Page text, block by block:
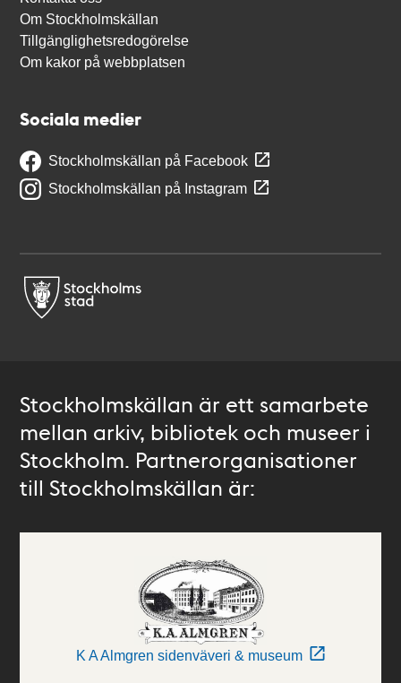
Om Stockholmskällan
Tillgänglighetsredogörelse
Om kakor på webbplatsen
Sociala medier
Stockholmskällan på Facebook
Stockholmskällan på Instagram
Stockholmskällan är ett samarbete
mellan arkiv, bibliotek och museer i
Stockholm. Partnerorganisationer
till Stockholmskällan är:
K A Almgren sidenväveri & museum